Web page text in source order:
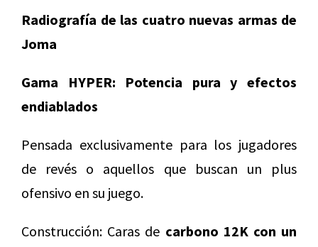
Radiografía de las cuatro nuevas armas de
Joma
Gama HYPER: Potencia pura y efectos
endiablados
Pensada exclusivamente para los jugadores
de revés o aquellos que buscan un plus
ofensivo en su juego.
Construcción: Caras de carbono 12K con un